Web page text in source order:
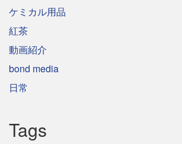
ケミカル用品
紅茶
動画紹介
bond media
日常
Tags